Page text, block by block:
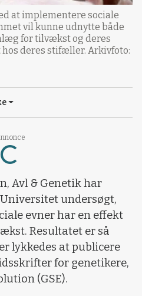
Loading...
at implementere sociale
vil kunne udnytte både
for tilvækst og deres
deres stifæller. Arkivfoto:
Avl & Genetik har
undersøgt,
evner har en effekt
Resultatet er så
lykkedes at publicere
for genetikere,
(GSE).